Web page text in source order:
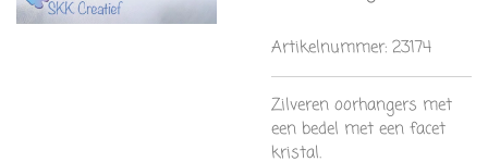
Artikelnummer: 23174
Zilveren oorhangers met
een bedel met een facet
kristal.